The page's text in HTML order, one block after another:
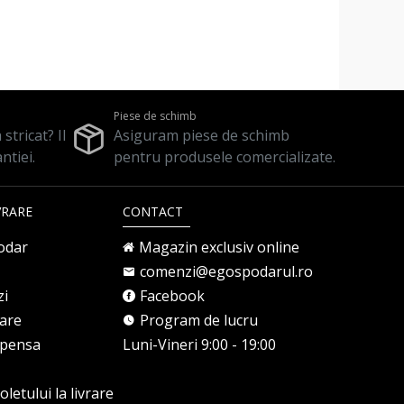
stricat? Il
Piese de schimb
Asiguram piese de schimb
pentru produsele comercializate.
la livrare
CONTACT
Magazin exclusiv online
comenzi@egospodarul.ro
Facebook
Program de lucru
Luni-Vineri 9:00 - 19:00